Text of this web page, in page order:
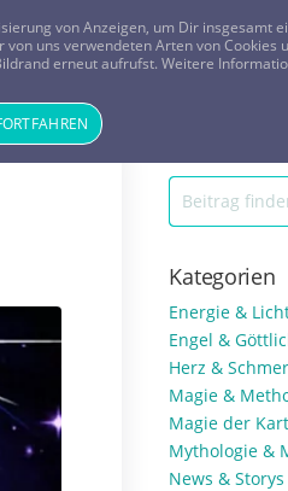
FRAGEN? KOSTENLOS
Magazin
Kategorien
Energie &
Engel &
Herz &
Magie &
Magie der
Mythologie &
News & Storys
von Anzeigen, um Dir insgesamt
uns verwendeten Arten von Cookies
erneut aufrufst. Weitere